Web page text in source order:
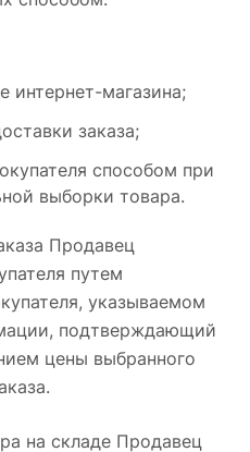
интернет-магазина;
заказа;
способом при
выборки товара.
Продавец
путем
указываемом
подтверждающий
цены выбранного
на складе Продавец